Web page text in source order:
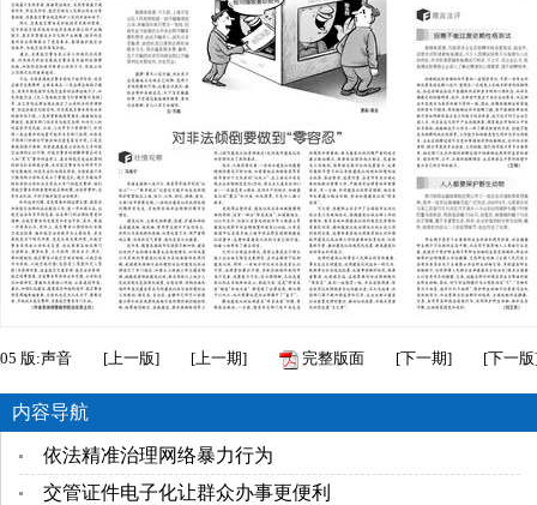
05 版:声音 [上一版] [上一期] 完整版面 [下一期] [下一版
内容导航
依法精准治理网络暴力行为
交管证件电子化让群众办事更便利